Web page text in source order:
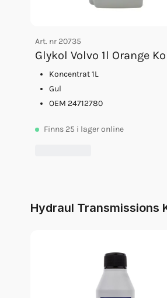
Art. nr 20735
Glykol Volvo 1l Orange
Koncentrat 1L
Gul
OEM 24712780
Finns 25 i lager online
Hydraul Transmissions